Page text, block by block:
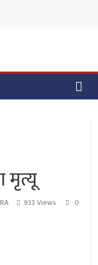
मृत्यू
933 Views
0